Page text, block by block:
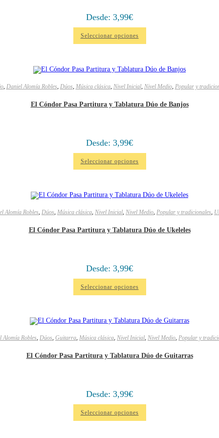
Desde: 3,99€
Seleccionar opciones
, Daniel Alomía Robles, Dúos, Música clásica, Nivel Inicial, Nivel Medio, Popular y
El Cóndor Pasa Partitura y Tablatura Dúo de Banjos
Desde: 3,99€
Seleccionar opciones
Alomía Robles, Dúos, Música clásica, Nivel Inicial, Nivel Medio, Popular y tradicionales,
El Cóndor Pasa Partitura y Tablatura Dúo de Ukeleles
Desde: 3,99€
Seleccionar opciones
Alomía Robles, Dúos, Guitarra, Música clásica, Nivel Inicial, Nivel Medio, Popular y
El Cóndor Pasa Partitura y Tablatura Dúo de Guitarras
Desde: 3,99€
Seleccionar opciones